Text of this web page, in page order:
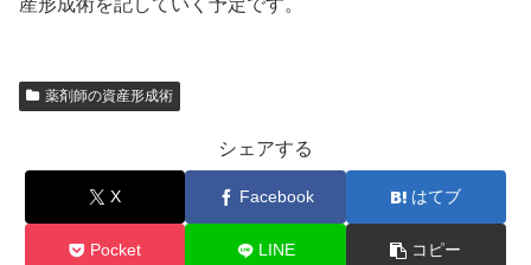
薬剤師の資産形成術
シェアする
X Facebook はてブ
Pocket LINE コピー